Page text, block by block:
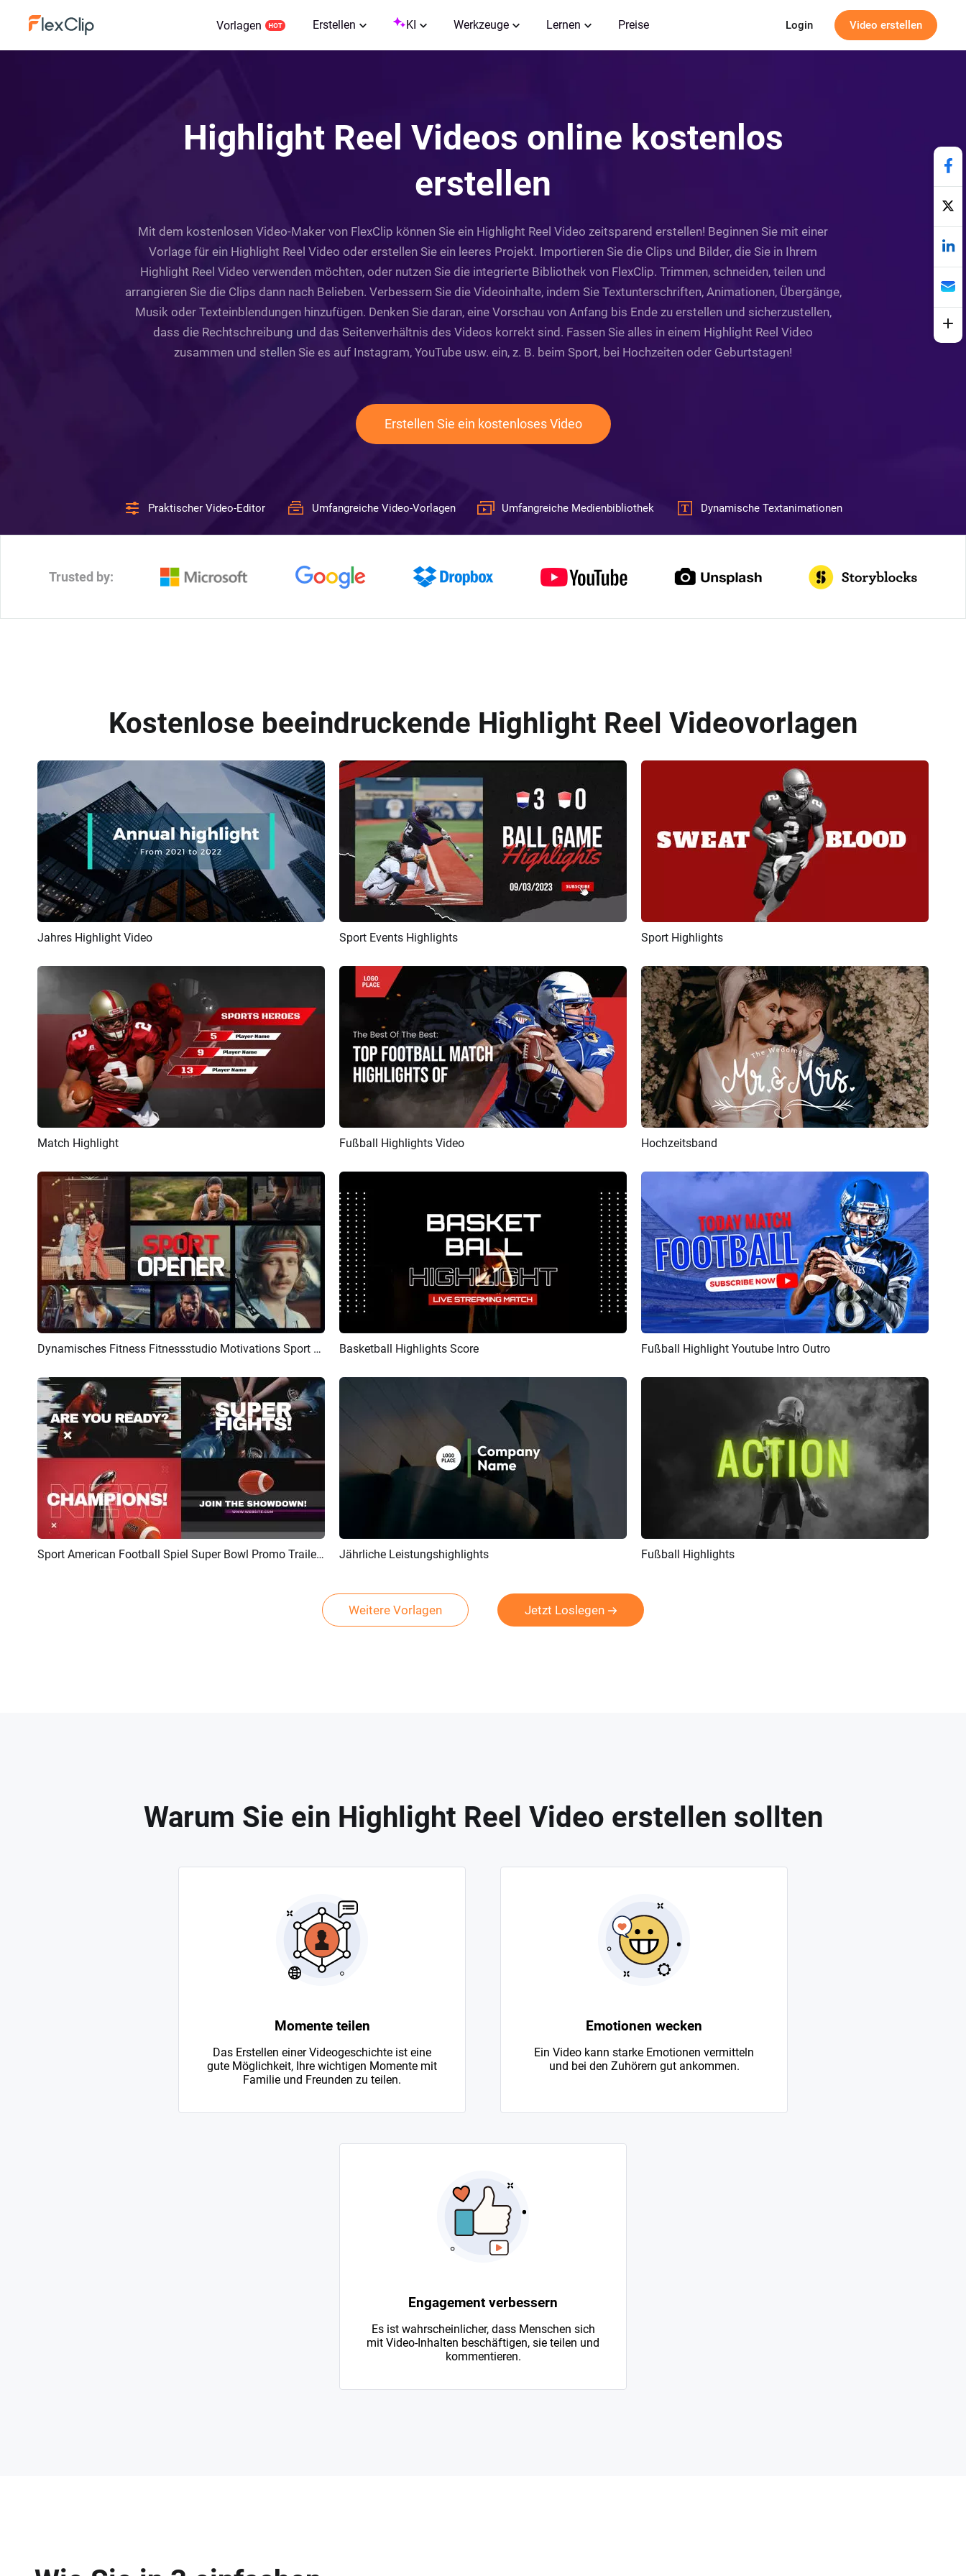
Vorlagen Erstellen KI Werkzeuge Lernen Preise Login Video erstellen
Highlight Reel Videos online kostenlos
erstellen
Mit dem kostenlosen Video-Maker von FlexClip können Sie ein Highlight Reel Video zeitsparend erstellen! Beginnen Sie mit einer
Vorlage für ein Highlight Reel Video oder erstellen Sie ein leeres Projekt. Importieren Sie die Clips und Bilder, die Sie in Ihrem
Highlight Reel Video verwenden möchten, oder nutzen Sie die integrierte Bibliothek von FlexClip. Trimmen, schneiden, teilen und
arrangieren Sie die Clips dann nach Belieben. Verbessern Sie die Videoinhalte, indem Sie Textunterschriften, Animationen, Übergänge,
Musik oder Texteinblendungen hinzufügen. Denken Sie daran, eine Vorschau von Anfang bis Ende zu erstellen und sicherzustellen,
dass die Rechtschreibung und das Seitenverhältnis des Videos korrekt sind. Fassen Sie alles in einem Highlight Reel Video
zusammen und stellen Sie es auf Instagram, YouTube usw. ein, z. B. beim Sport, bei Hochzeiten oder Geburtstagen!
Erstellen Sie ein kostenloses Video
Praktischer Video-Editor Umfangreiche Video-Vorlagen Umfangreiche Medienbibliothek Dynamische Textanimationen
Trusted by:
Kostenlose beeindruckende Highlight Reel Videovorlagen
Vorschau
Jahres Highlight Video Vorschau
Sport Events Highlights Sport Highlights
Match Highlight Vorschau
Fußball Highlights Video Hochzeitsband
Vorschau KI Erstellen Dynamisches Fitness Fitnessstudio Motivations Sport Promo Reels Video Vorschau
Basketball Highlights Score Vorschau KI Erstellen
Fußball Highlight Youtube Intro Outro
Vorschau KI Erstellen Sport American Football Spiel Super Bowl Promo Trailer Glitch Opener Intro Vorschau
Jährliche Leistungshighlights Vorschau
Fußball Highlights
Weitere Vorlagen Jetzt Loslegen
Warum Sie ein Highlight Reel Video erstellen sollten
Momente teilen
Das Erstellen einer Videogeschichte ist eine
gute Möglichkeit, Ihre wichtigen Momente mit
Familie und Freunden zu teilen.
Emotionen wecken
Ein Video kann starke Emotionen vermitteln
und bei den Zuhörern gut ankommen.
Engagement verbessern
Es ist wahrscheinlicher, dass Menschen sich
mit Video-Inhalten beschäftigen, sie teilen und
kommentieren.